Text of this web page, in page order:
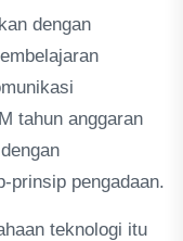
dengan
tahun anggaran
prinsip pengadaan.
teknologi itu